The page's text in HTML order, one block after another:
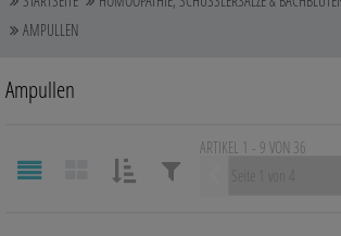
Auge, Ohr, Nase & Mund
Blase, Niere & Urogenitaltrakt
Erkältungskrankheiten
AMPULLEN
Ampullen
ARTIKEL 1 - 9 VON 36